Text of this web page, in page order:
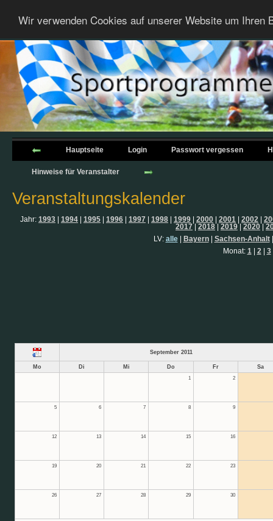
Wir verwenden Cookies auf unserer Website um
Hauptseite Login Passwort vergessen
Hinweise für Veranstalter
Veranstaltungskalender
Jahr: 1993 1994 1995 1996 1997 1998 1999 2000 2001 2002
2017
2018 2019 2020
LV: alle| Bayern| Sachsen-Anhalt
Monat: 1 2 3
September 2011
Mo Di Mi Do Fr Sa
1 2
5 6 7 8 9
12 13 14 15 16
19 20 21 22 23
26 27 28 29 30